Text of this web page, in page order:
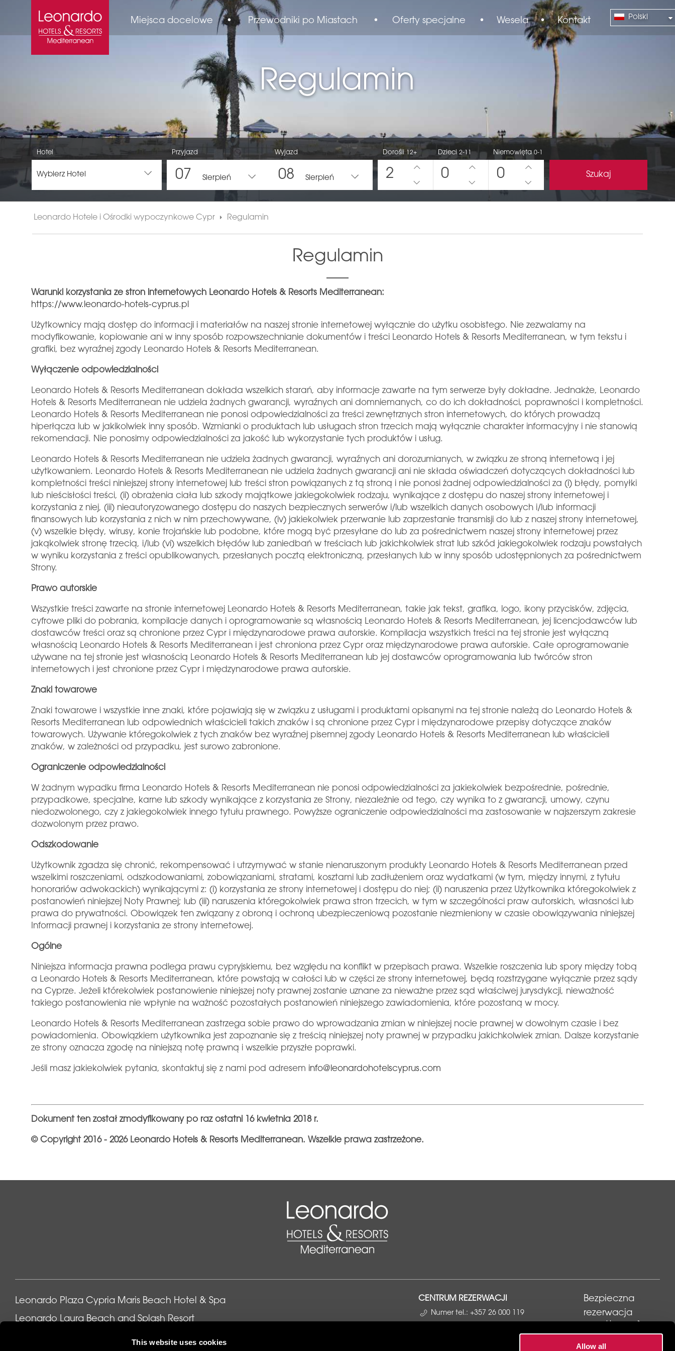
This website uses cookies Allow all
Miejsca docelowe • Przewodniki po Miastach • Oferty specjalne • Wesela • Kontakt Polski
Regulamin
Hotel
Wybierz Hotel
Przyjazd
07 Sierpień
Wyjazd
08 Sierpień
Dorośli 12+
2
Dzieci 2-11
0
Niemowlęta0-1
0 Szukaj
Leonardo Hotele i Ośrodki wypoczynkowe Cypr Regulamin
Regulamin
Warunki korzystania ze stron internetowych Leonardo Hotels & Resorts Mediterranean:
https://www.leonardo-hotels-cyprus.pl
Użytkownicy mają dostęp do informacji i materiałów na naszej stronie internetowej wyłącznie do użytku osobistego. Nie zezwalamy na
modyfikowanie, kopiowanie ani w inny sposób rozpowszechnianie dokumentów i treści Leonardo Hotels & Resorts Mediterranean, w tym tekstu i
grafiki, bez wyraźnej zgody Leonardo Hotels & Resorts Mediterranean.
Wyłączenie odpowiedzialności
Leonardo Hotels & Resorts Mediterranean dokłada wszelkich starań, aby informacje zawarte na tym serwerze były dokładne. Jednakże, Leonardo
Hotels & Resorts Mediterranean nie udziela żadnych gwarancji, wyraźnych ani domniemanych, co do ich dokładności, poprawności i kompletności.
Leonardo Hotels & Resorts Mediterranean nie ponosi odpowiedzialności za treści zewnętrznych stron internetowych, do których prowadzą
hiperłącza lub w jakikolwiek inny sposób. Wzmianki o produktach lub usługach stron trzecich mają wyłącznie charakter informacyjny i nie stanowią
rekomendacji. Nie ponosimy odpowiedzialności za jakość lub wykorzystanie tych produktów i usług.
Leonardo Hotels & Resorts Mediterranean nie udziela żadnych gwarancji, wyraźnych ani dorozumianych, w związku ze stroną internetową i jej
użytkowaniem. Leonardo Hotels & Resorts Mediterranean nie udziela żadnych gwarancji ani nie składa oświadczeń dotyczących dokładności lub
kompletności treści niniejszej strony internetowej lub treści stron powiązanych z tą stroną i nie ponosi żadnej odpowiedzialności za (i) błędy, pomyłki
lub nieścisłości treści, (ii) obrażenia ciała lub szkody majątkowe jakiegokolwiek rodzaju, wynikające z dostępu do naszej strony internetowej i
korzystania z niej, (iii) nieautoryzowanego dostępu do naszych bezpiecznych serwerów i/lub wszelkich danych osobowych i/lub informacji
finansowych lub korzystania z nich w nim przechowywane, (iv) jakiekolwiek przerwanie lub zaprzestanie transmisji do lub z naszej strony internetowej,
(v) wszelkie błędy, wirusy, konie trojańskie lub podobne, które mogą być przesyłane do lub za pośrednictwem naszej strony internetowej przez
jakąkolwiek stronę trzecią, i/lub (vi) wszelkich błędów lub zaniedbań w treściach lub jakichkolwiek strat lub szkód jakiegokolwiek rodzaju powstałych
w wyniku korzystania z treści opublikowanych, przesłanych pocztą elektroniczną, przesłanych lub w inny sposób udostępnionych za pośrednictwem
Strony.
Prawo autorskie
Wszystkie treści zawarte na stronie internetowej Leonardo Hotels & Resorts Mediterranean, takie jak tekst, grafika, logo, ikony przycisków, zdjęcia,
cyfrowe pliki do pobrania, kompilacje danych i oprogramowanie są własnością Leonardo Hotels & Resorts Mediterranean, jej licencjodawców lub
dostawców treści oraz są chronione przez Cypr i międzynarodowe prawa autorskie. Kompilacja wszystkich treści na tej stronie jest wyłączną
własnością Leonardo Hotels & Resorts Mediterranean i jest chroniona przez Cypr oraz międzynarodowe prawa autorskie. Całe oprogramowanie
używane na tej stronie jest własnością Leonardo Hotels & Resorts Mediterranean lub jej dostawców oprogramowania lub twórców stron
internetowych i jest chronione przez Cypr i międzynarodowe prawa autorskie.
Znaki towarowe
Znaki towarowe i wszystkie inne znaki, które pojawiają się w związku z usługami i produktami opisanymi na tej stronie należą do Leonardo Hotels &
Resorts Mediterranean lub odpowiednich właścicieli takich znaków i są chronione przez Cypr i międzynarodowe przepisy dotyczące znaków
towarowych. Używanie któregokolwiek z tych znaków bez wyraźnej pisemnej zgody Leonardo Hotels & Resorts Mediterranean lub właścicieli
znaków, w zależności od przypadku, jest surowo zabronione.
Ograniczenie odpowiedzialności
W żadnym wypadku firma Leonardo Hotels & Resorts Mediterranean nie ponosi odpowiedzialności za jakiekolwiek bezpośrednie, pośrednie,
przypadkowe, specjalne, karne lub szkody wynikające z korzystania ze Strony, niezależnie od tego, czy wynika to z gwarancji, umowy, czynu
niedozwolonego, czy z jakiegokolwiek innego tytułu prawnego. Powyższe ograniczenie odpowiedzialności ma zastosowanie w najszerszym zakresie
dozwolonym przez prawo.
Odszkodowanie
Użytkownik zgadza się chronić, rekompensować i utrzymywać w stanie nienaruszonym produkty Leonardo Hotels & Resorts Mediterranean przed
wszelkimi roszczeniami, odszkodowaniami, zobowiązaniami, stratami, kosztami lub zadłużeniem oraz wydatkami (w tym, między innymi, z tytułu
honorariów adwokackich) wynikającymi z: (i) korzystania ze strony internetowej i dostępu do niej; (ii) naruszenia przez Użytkownika któregokolwiek z
postanowień niniejszej Noty Prawnej; lub (iii) naruszenia któregokolwiek prawa stron trzecich, w tym w szczególności praw autorskich, własności lub
prawa do prywatności. Obowiązek ten związany z obroną i ochroną ubezpieczeniową pozostanie niezmieniony w czasie obowiązywania niniejszej
Informacji prawnej i korzystania ze strony internetowej.
Ogólne
Niniejsza informacja prawna podlega prawu cypryjskiemu, bez względu na konflikt w przepisach prawa. Wszelkie roszczenia lub spory między tobą
a Leonardo Hotels & Resorts Mediterranean, które powstają w całości lub w części ze strony internetowej, będą rozstrzygane wyłącznie przez sądy
na Cyprze. Jeżeli którekolwiek postanowienie niniejszej noty prawnej zostanie uznane za nieważne przez sąd właściwej jurysdykcji, nieważność
takiego postanowienia nie wpłynie na ważność pozostałych postanowień niniejszego zawiadomienia, które pozostaną w mocy.
Leonardo Hotels & Resorts Mediterranean zastrzega sobie prawo do wprowadzania zmian w niniejszej nocie prawnej w dowolnym czasie i bez
powiadomienia. Obowiązkiem użytkownika jest zapoznanie się z treścią niniejszej noty prawnej w przypadku jakichkolwiek zmian. Dalsze korzystanie
ze strony oznacza zgodę na niniejszą notę prawną i wszelkie przyszłe poprawki.
Jeśli masz jakiekolwiek pytania, skontaktuj się z nami pod adresem info@leonardohotelscyprus.com
Dokument ten został zmodyfikowany po raz ostatni 16 kwietnia 2018 r.
© Copyright 2016 - 2026 Leonardo Hotels & Resorts Mediterranean. Wszelkie prawa zastrzeżone.
Leonardo Plaza Cypria Maris Beach Hotel & Spa
Leonardo Laura Beach and Splash Resort
CENTRUM REZERWACJI
Numer tel.: +357 26 000 119
Bezpieczna
rezerwacja